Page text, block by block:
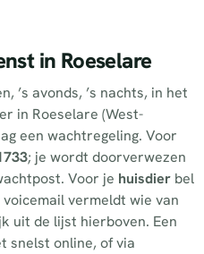
in Roeselare
’s avonds, ’s nachts, in het
in Roeselare (West-
een wachtregeling. Voor
; je wordt doorverwezen
Voor je huisdier bel
vermeldt wie van
uit de lijst hierboven. Een
snelst online, of via